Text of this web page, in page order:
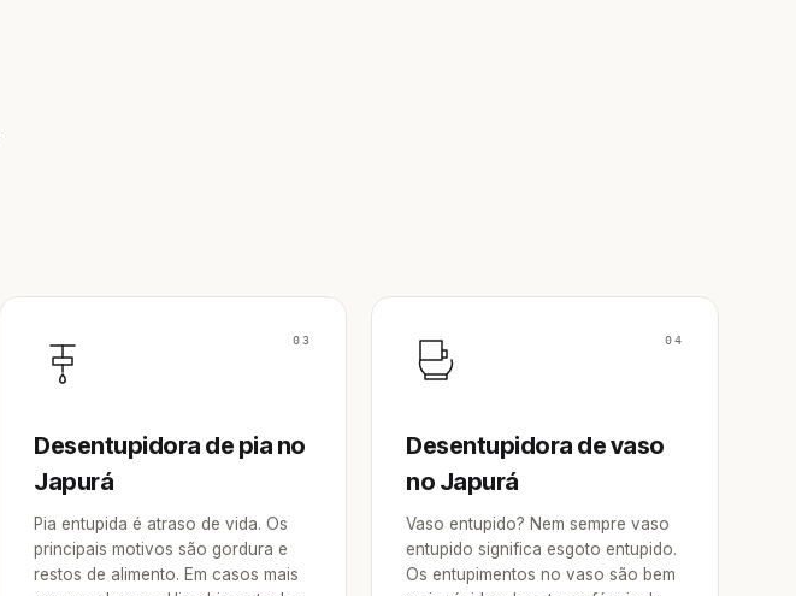
03
Desentupidora de pia no
Japurá
Pia entupida é atraso de vida. Os
principais motivos são gordura e
restos de alimento. Em casos mais
04
Desentupidora de vaso
no Japurá
Vaso entupido? Nem sempre vaso
entupido significa esgoto entupido.
Os entupimentos no vaso são bem